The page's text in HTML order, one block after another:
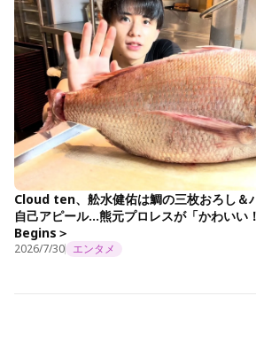
Cloud ten、舩水健佑は鯛の三枚おろし＆
自己アピール…熊元プロレスが「かわい
Begins＞
2026/7/30 エンタメ